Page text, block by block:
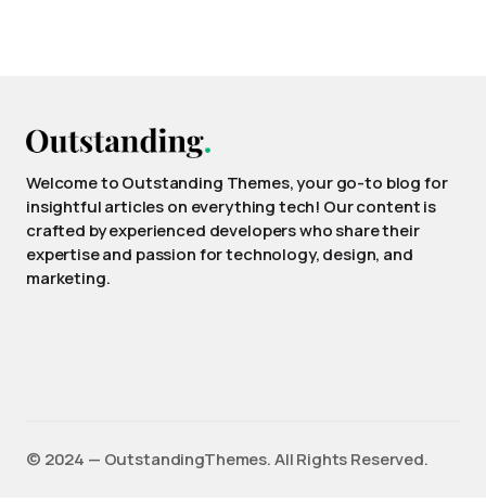
Welcome to Outstanding Themes, your go-to blog for
insightful articles on everything tech! Our content is
crafted by experienced developers who share their
expertise and passion for technology, design, and
marketing.
©️ 2024 — OutstandingThemes. All Rights Reserved.